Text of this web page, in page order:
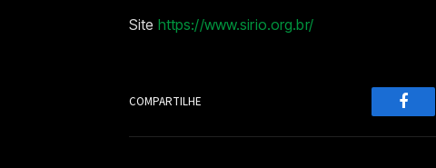
Site https://www.sirio.org.br/
COMPARTILHE